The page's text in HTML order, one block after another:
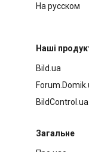
На русском
Наші
Bild.ua
BildControl.ua
Загальне